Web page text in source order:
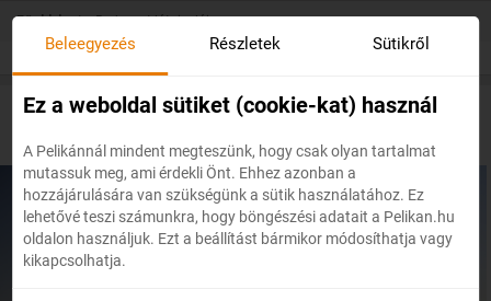
content
Főoldal / Budapest látnivalói
Budapest látnivalói
Beleegyezés Részletek Sütikről
Ez a weboldal sütiket (cookie-kat) használ
A Pelikánnál mindent megteszünk, hogy csak olyan tartalmat
mutassuk meg, ami érdekli Önt. Ehhez azonban a
hozzájárulására van szükségünk a sütik használatához. Ez
lehetővé teszi számunkra, hogy böngészési adatait a Pelikan.hu
oldalon használjuk. Ezt a beállítást bármikor módosíthatja vagy
kikapcsolhatja.